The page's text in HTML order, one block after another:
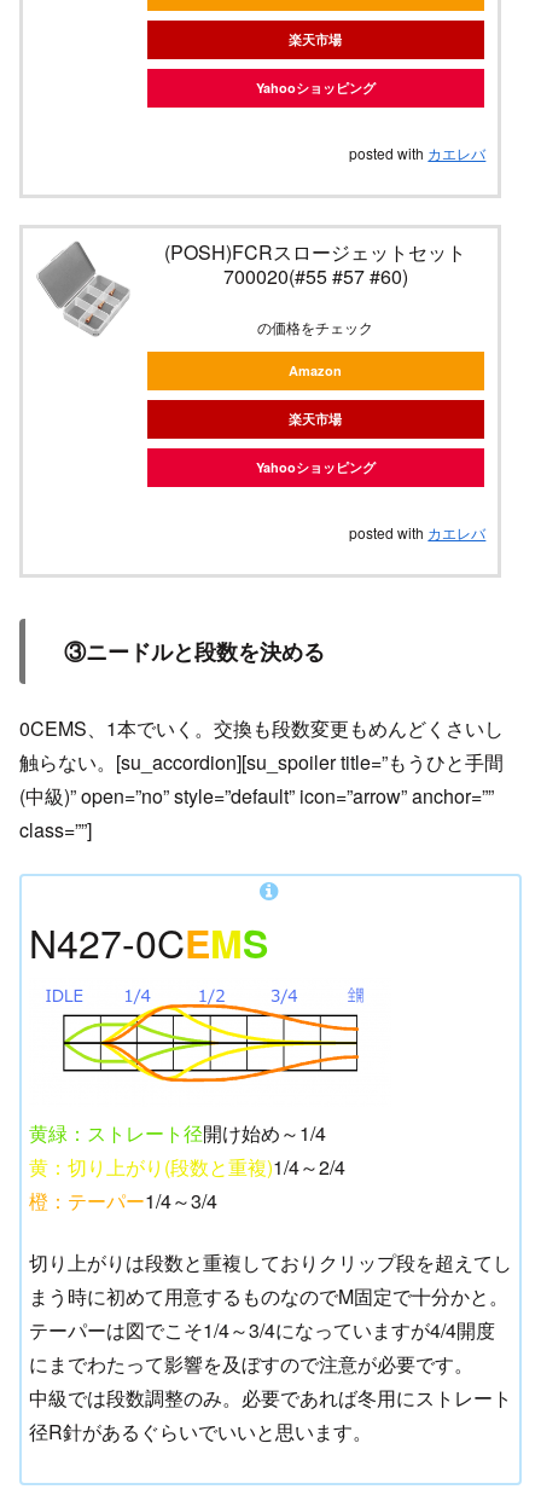
楽天市場
Yahooショッピング
posted with カエレバ
(POSH)FCRスロージェットセット
700020(#55 #57 #60)
の価格をチェック
Amazon
楽天市場
Yahooショッピング
posted with カエレバ
③ニードルと段数を決める
0CEMS、1本でいく。交換も段数変更もめんどくさいし
触らない。[su_accordion][su_spoiler title=”もうひと手間
(中級)” open=”no” style=”default” icon=”arrow” anchor=””
class=””]
N427-0CEMS
黄緑：ストレート径開け始め～1/4
黄：切り上がり(段数と重複)1/4～2/4
橙：テーパー1/4～3/4
切り上がりは段数と重複しておりクリップ段を超えてし
まう時に初めて用意するものなのでM固定で十分かと。
テーパーは図でこそ1/4～3/4になっていますが4/4開度
にまでわたって影響を及ぼすので注意が必要です。
中級では段数調整のみ。必要であれば冬用にストレート
径R針があるぐらいでいいと思います。